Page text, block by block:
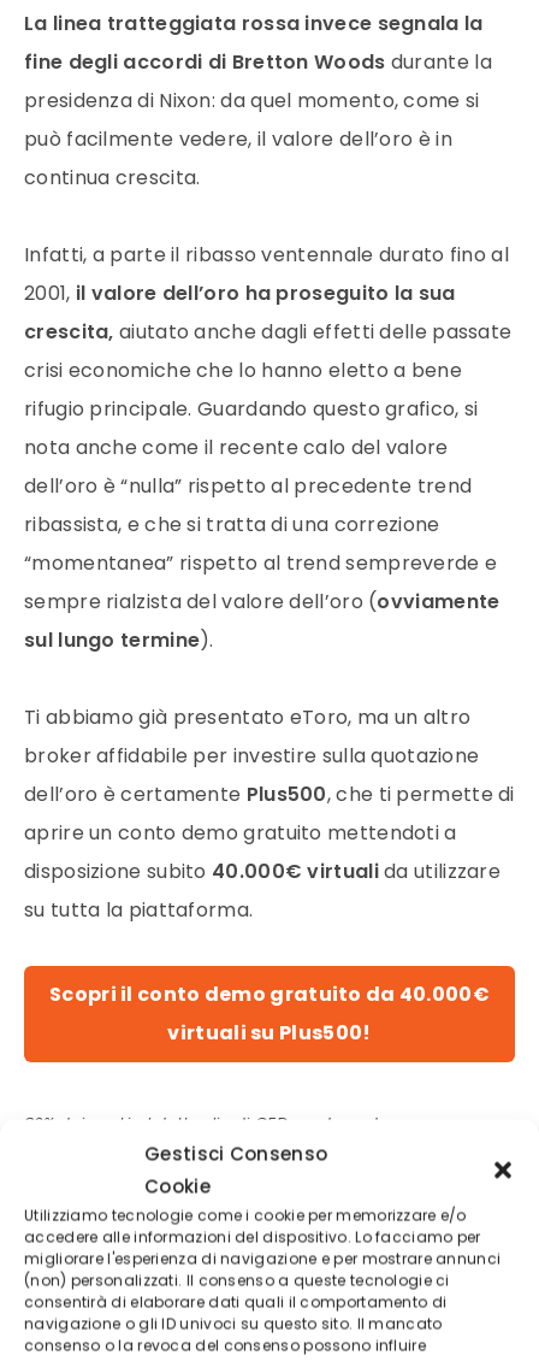
Gestisci Consenso
Cookie
Utilizziamo tecnologie come i cookie per memorizzare e/o
accedere alle informazioni del dispositivo. Lo facciamo per
migliorare l'esperienza di navigazione e per mostrare annunci
(non) personalizzati. Il consenso a queste tecnologie ci
consentirà di elaborare dati quali il comportamento di
navigazione o gli ID univoci su questo sito. Il mancato
consenso o la revoca del consenso possono influire
La linea tratteggiata rossa invece segnala la
fine degli accordi di Bretton Woods durante la
presidenza di Nixon: da quel momento, come si
può facilmente vedere, il valore dell’oro è in
continua crescita.
Infatti, a parte il ribasso ventennale durato fino al
2001, il valore dell’oro ha proseguito la sua
crescita,aiutato anche dagli effetti delle passate
crisi economiche che lo hanno eletto a bene
rifugio principale. Guardando questo grafico, si
nota anche come il recente calo del valore
dell’oro è “nulla” rispetto al precedente trend
ribassista, e che si tratta di una correzione
“momentanea” rispetto al trend sempreverde e
sempre rialzista delvalore dell’oro (ovviamente
sul lungo termine).
Ti abbiamo già presentato eToro, ma un altro
broker affidabile per investire sulla quotazione
dell’oro è certamente Plus500, che ti permette di
aprire un conto demo gratuito mettendoti a
disposizione subito 40.000€ virtualida utilizzare
su tutta la piattaforma.
Scopri il conto demo gratuito da 40.000€
virtuali su Plus500!
82% dei conti al dettaglio di CFD perdono denaro
FIXING DELL’ORO: CHI STABILISCE IL
PREZZO DELL’ORO
Tutti sappiamo l’importanza dell’oro
nell’economia attuale, e di come viene visto da